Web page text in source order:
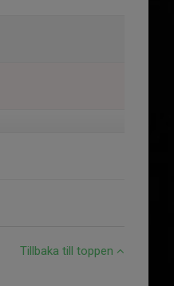
Tillbaka till toppen